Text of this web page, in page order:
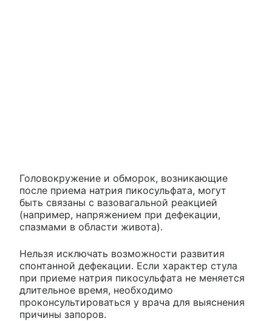
Головокружение и обморок, возникающие
после приема натрия пикосульфата, могут
быть связаны с вазовагальной реакцией
(например, напряжением при дефекации,
спазмами в области живота).
Нельзя исключать возможности развития
спонтанной дефекации. Если характер стула
при приеме натрия пикосульфата не меняется
длительное время, необходимо
проконсультироваться у врача для выяснения
причины запоров.